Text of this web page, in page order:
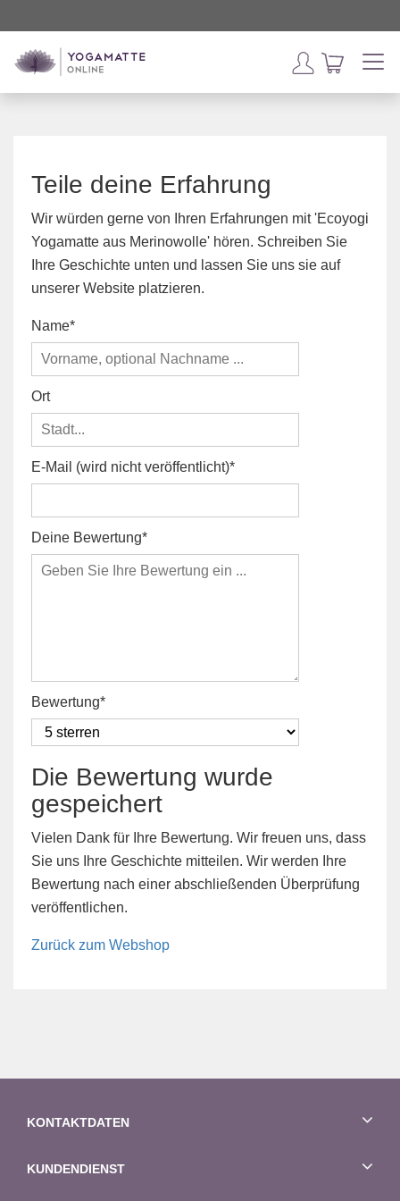
Teile deine Erfahrung
Wir würden gerne von Ihren Erfahrungen mit 'Ecoyogi
Yogamatte aus Merinowolle' hören. Schreiben Sie
Ihre Geschichte unten und lassen Sie uns sie auf
unserer Website platzieren.
Name
Ort
E-Mail (wird nicht veröffentlicht)
Deine Bewertung
Bewertung
Die Bewertung wurde
gespeichert
Vielen Dank für Ihre Bewertung. Wir freuen uns, dass
Sie uns Ihre Geschichte mitteilen. Wir werden Ihre
Bewertung nach einer abschließenden Überprüfung
veröffentlichen.
Zurück zum Webshop
KONTAKTDATEN
KUNDENDIENST